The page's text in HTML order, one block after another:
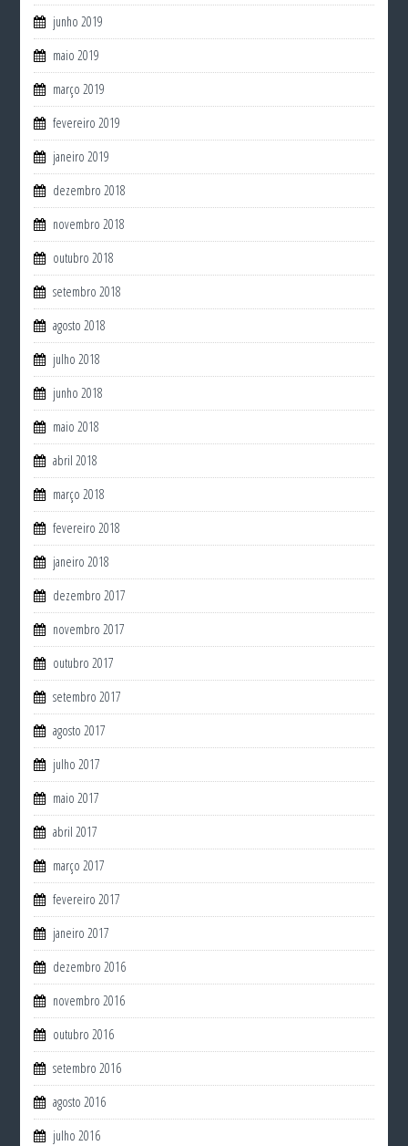
junho 2019
maio 2019
março 2019
fevereiro 2019
janeiro 2019
dezembro 2018
novembro 2018
outubro 2018
setembro 2018
agosto 2018
julho 2018
junho 2018
maio 2018
abril 2018
março 2018
fevereiro 2018
janeiro 2018
dezembro 2017
novembro 2017
outubro 2017
setembro 2017
agosto 2017
julho 2017
maio 2017
abril 2017
março 2017
fevereiro 2017
janeiro 2017
dezembro 2016
novembro 2016
outubro 2016
setembro 2016
agosto 2016
julho 2016